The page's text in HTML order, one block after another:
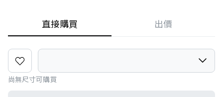
直接購買 出價
尚無尺寸可購買